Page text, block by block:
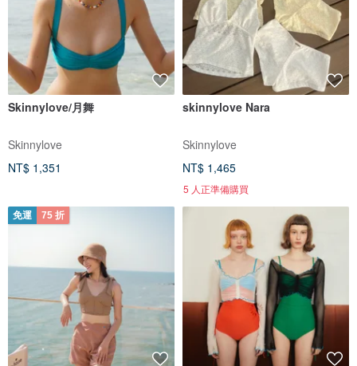
Skinnylove/月舞
Skinnylove
NT$ 1,351
skinnylove Nara
Skinnylove
NT$ 1,465
5 人正準備購買
免運 75 折